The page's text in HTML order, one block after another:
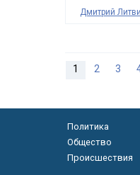
Дмитрий
1 2 3
Политика
Общество
Происшествия